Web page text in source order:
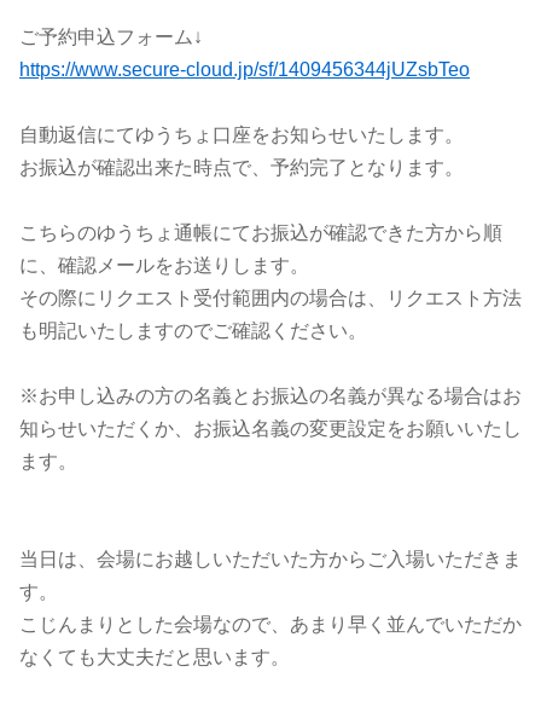
ご予約申込フォーム↓
https://www.secure-cloud.jp/sf/1409456344jUZsbTeo
自動返信にてゆうちょ口座をお知らせいたします。
お振込が確認出来た時点で、予約完了となります。
こちらのゆうちょ通帳にてお振込が確認できた方から順
に、確認メールをお送りします。
その際にリクエスト受付範囲内の場合は、リクエスト方法
も明記いたしますのでご確認ください。
※お申し込みの方の名義とお振込の名義が異なる場合はお
知らせいただくか、お振込名義の変更設定をお願いいたし
ます。
当日は、会場にお越しいただいた方からご入場いただきま
す。
こじんまりとした会場なので、あまり早く並んでいただか
なくても大丈夫だと思います。